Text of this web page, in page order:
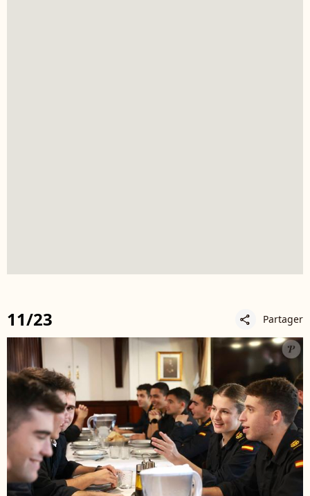
11/23 share Partager